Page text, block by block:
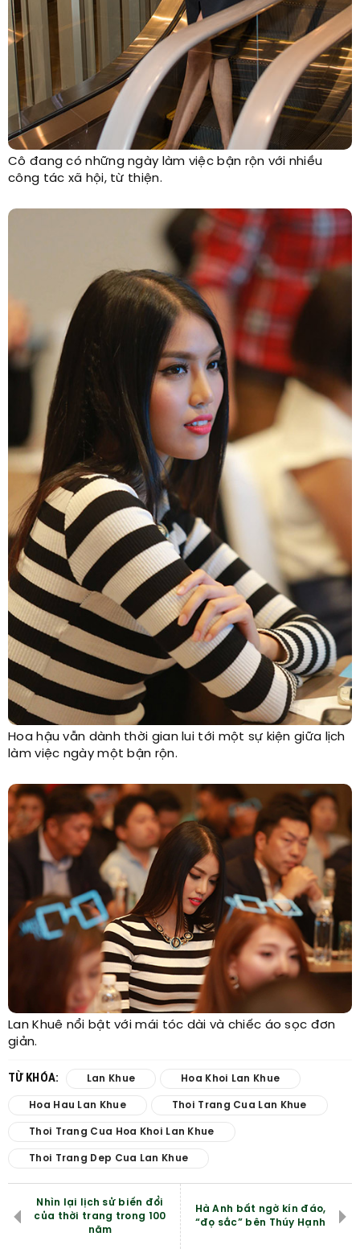
Cô đang có những ngày làm việc bận rộn với nhiều
công tác xã hội, từ thiện.
Hoa hậu vẫn dành thời gian lui tới một sự kiện giữa lịch
làm việc ngày một bận rộn.
Lan Khuê nổi bật với mái tóc dài và chiếc áo sọc đơn
giản.
TỪ KHÓA: Lan Khue Hoa Khoi Lan Khue
Hoa Hau Lan Khue Thoi Trang Cua Lan Khue
Thoi Trang Cua Hoa Khoi Lan Khue
Thoi Trang Dep Cua Lan Khue
Nhìn lại lịch sử biến đổi
của thời trang trong 100
năm
Hà Anh bất ngờ kín đáo,
“đọ sắc” bên Thúy Hạnh